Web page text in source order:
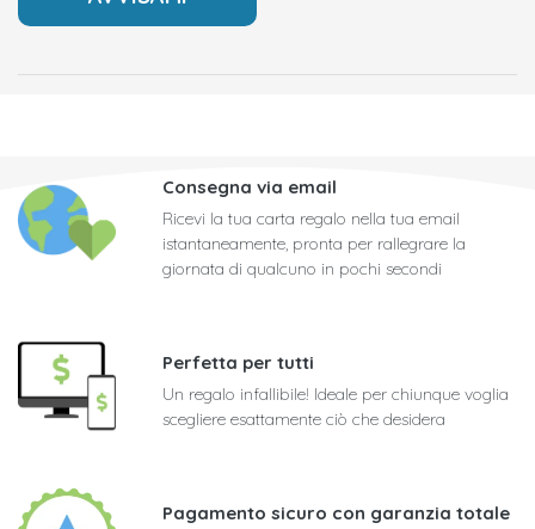
Consegna via email
Ricevi la tua carta regalo nella tua email
istantaneamente, pronta per rallegrare la
giornata di qualcuno in pochi secondi
Perfetta per tutti
Un regalo infallibile! Ideale per chiunque voglia
scegliere esattamente ciò che desidera
Pagamento sicuro con garanzia totale